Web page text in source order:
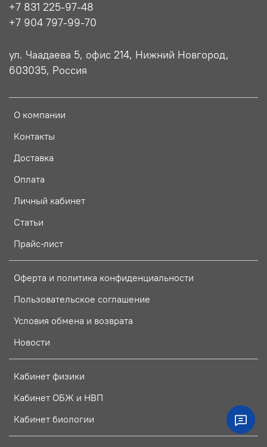
О компании
Контакты
Доставка
Оплата
Личный кабинет
Статьи
Прайс-лист
Оферта и политика конфиденциальности
Пользовательское соглашение
Условия обмена и возврата
Новости
Кабинет физики
Кабинет ОБЖ и НВП
Кабинет биологии
+7 831 225-97-48
+7 904 797-99-70
ул. Чаадаева 5, офис 214, Нижний Новгород,
603035, Россия